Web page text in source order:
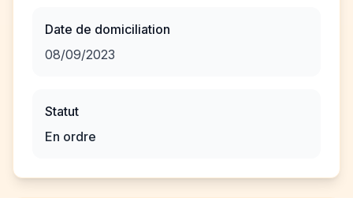
Date de domiciliation
08/09/2023
Statut
En ordre